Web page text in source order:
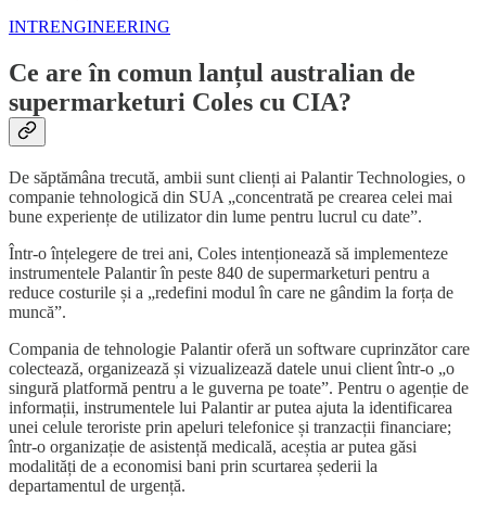
INTRENGINEERING
Ce are în comun lanțul australian de
supermarketuri Coles cu CIA?
De săptămâna trecută, ambii sunt clienți ai Palantir Technologies, o
companie tehnologică din SUA „concentrată pe crearea celei mai
bune experiențe de utilizator din lume pentru lucrul cu date”.
Într-o înțelegere de trei ani, Coles intenționează să implementeze
instrumentele Palantir în peste 840 de supermarketuri pentru a
reduce costurile și a „redefini modul în care ne gândim la forța de
muncă”.
Compania de tehnologie Palantir oferă un software cuprinzător care
colectează, organizează și vizualizează datele unui client într-o „o
singură platformă pentru a le guverna pe toate”. Pentru o agenție de
informații, instrumentele lui Palantir ar putea ajuta la identificarea
unei celule teroriste prin apeluri telefonice și tranzacții financiare;
într-o organizație de asistență medicală, aceștia ar putea găsi
modalități de a economisi bani prin scurtarea șederii la
departamentul de urgență.